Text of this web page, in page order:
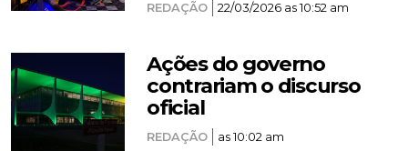
REDAÇÃO 22/03/2026 as 10:52 am
Ações do governo
contrariam o discurso
oficial
REDAÇÃO as 10:02 am